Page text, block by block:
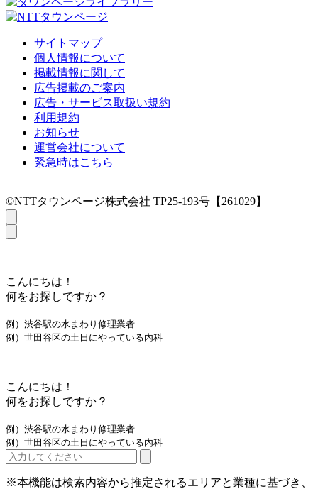
サイトマップ
個人情報について
掲載情報に関して
広告掲載のご案内
広告・サービス取扱い規約
利用規約
お知らせ
運営会社について
緊急時はこちら
©NTTタウンページ株式会社 TP25-193号【261029】
こんにちは！
何をお探しですか？
例）渋谷駅の水まわり修理業者
例）世田谷区の土日にやっている内科
こんにちは！
何をお探しですか？
例）渋谷駅の水まわり修理業者
例）世田谷区の土日にやっている内科
※本機能は検索内容から推定されるエリアと業種に基づき、